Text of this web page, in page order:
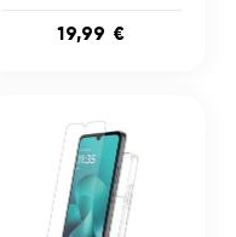
19,99 €